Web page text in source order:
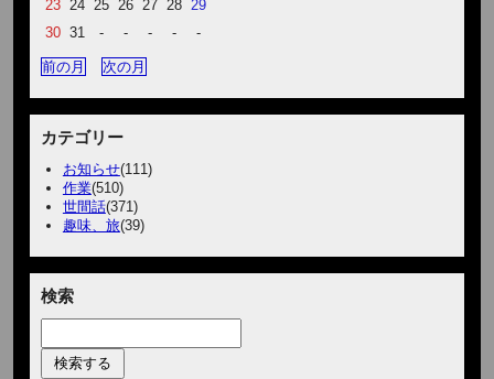
23 24 25 26 27 28 29
30 31 - - - - -
前の月 次の月
カテゴリー
お知らせ(111)
作業(510)
世間話(371)
趣味、旅(39)
検索